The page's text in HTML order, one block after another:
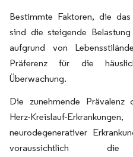
Bestimmte Faktoren, die
sind die steigende
aufgrund von
Präferenz für die
Überwachung.
Die zunehmende Prävalenz
Herz-Kreislauf-
neurodegenerativer
voraussichtlich